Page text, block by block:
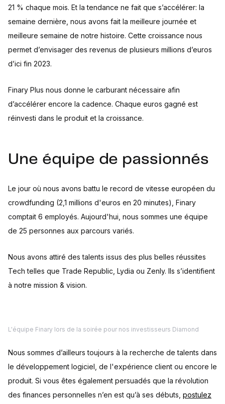
21 % chaque mois. Et la tendance ne fait que s’accélérer: la
semaine dernière, nous avons fait la meilleure journée et
meilleure semaine de notre histoire. Cette croissance nous
permet d’envisager des revenus de plusieurs millions d’euros
d’ici fin 2023.
Finary Plus nous donne le carburant nécessaire afin
d’accélérer encore la cadence. Chaque euros gagné est
réinvesti dans le produit et la croissance.
Une équipe de passionnés
Le jour où nous avons battu le record de vitesse européen du
crowdfunding (2,1 millions d'euros en 20 minutes), Finary
comptait 6 employés. Aujourd'hui, nous sommes une équipe
de 25 personnes aux parcours variés.
Nous avons attiré des talents issus des plus belles réussites
Tech telles que Trade Republic, Lydia ou Zenly. Ils s’identifient
à notre mission & vision.
L'équipe Finary lors de la soirée pour nos investisseurs Diamond
Nous sommes d’ailleurs toujours à la recherche de talents dans
le développement logiciel, de l'expérience client ou encore le
produit. Si vous êtes également persuadés que la révolution
des finances personnelles n’en est qu’à ses débuts, postulez